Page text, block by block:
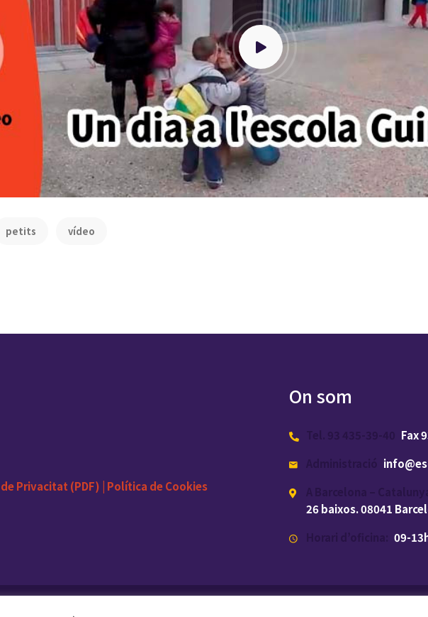
petits vídeo
Privacitat (PDF) | Política de Cookies
On som
Fax
26 baixos. 08041
09-
elenalosada.com